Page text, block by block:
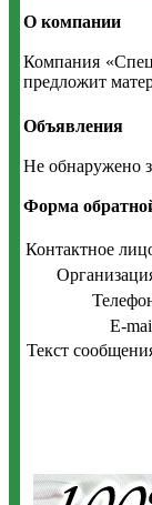
О компании
Компания
предложит
Объявления
Не обнаружено
Форма
Контактное
E-
Текст